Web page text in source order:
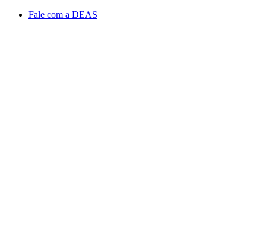
Conteúdo principal Menu principal
Fale com a DEAS